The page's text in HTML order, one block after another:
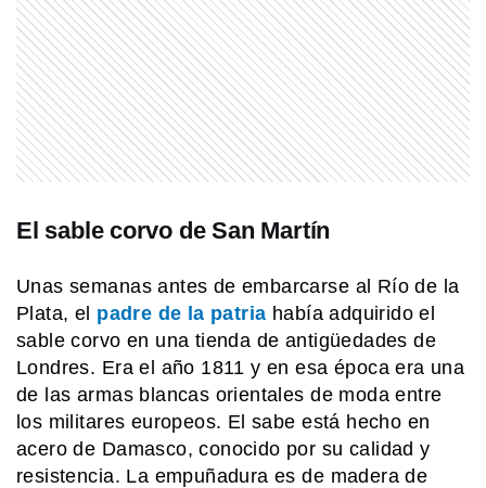
El sable corvo de San Martín
Unas semanas antes de embarcarse al Río de la
Plata, el padre de la patria había adquirido el
sable corvo en una tienda de antigüedades de
Londres. Era el año 1811 y en esa época era una
de las armas blancas orientales de moda entre
los militares europeos. El sabe está hecho en
acero de Damasco, conocido por su calidad y
resistencia. La empuñadura es de madera de
MI PAIS
¿Conocés el pueblo bonaerense de
Tres Sargentos?
MI PAIS
¿Quién fue Benito Quinquela Martín,
MI PAIS
24 de junio: ¿Por qué es uno de los
días más "argentinos" que existe?
MI PAIS
Qué pasó realmente el 25 de mayo de
1810